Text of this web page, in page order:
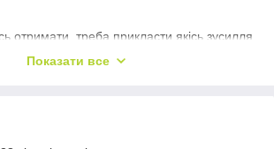
отримати, треба прикласти якісь зусилля.
жизненную энергию и денежные
микрорганизмам, вредителям, а
Показати все